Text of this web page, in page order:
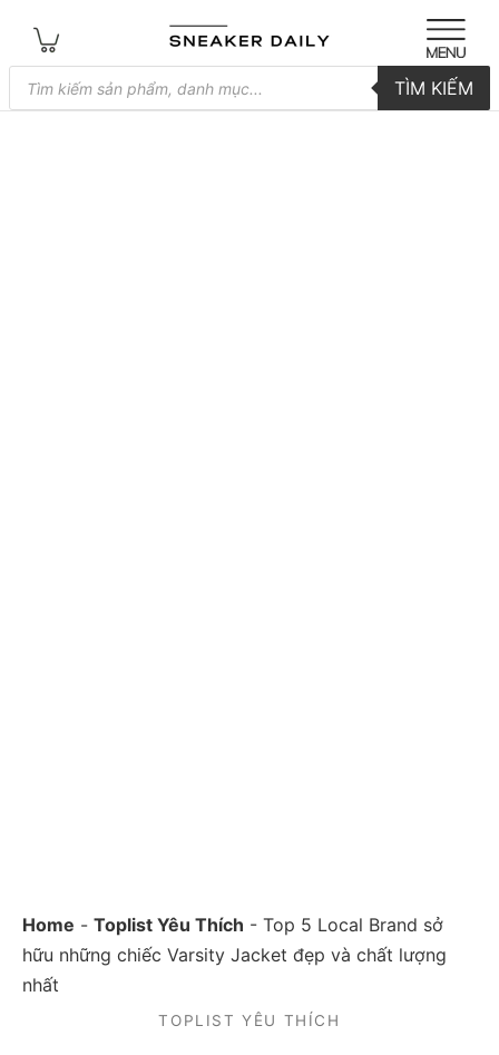
Tìm
kiếm
sản
TÌM KIẾM
Home - Toplist Yêu Thích - Top 5 Local Brand sở
hữu những chiếc Varsity Jacket đẹp và chất lượng
nhất
TOPLIST YÊU THÍCH